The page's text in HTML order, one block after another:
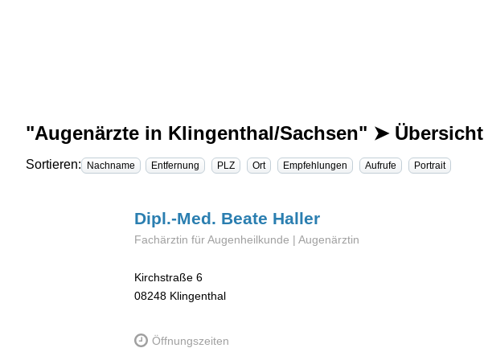
"Augenärzte in Klingenthal/Sachsen" ➤ Übersicht
Sortieren: Nachname Entfernung PLZ Ort Empfehlungen Aufrufe Portrait
Dipl.-Med. Beate Haller
Fachärztin für Augenheilkunde | Augenärztin
Kirchstraße 6
08248 Klingenthal
Öffnungszeiten